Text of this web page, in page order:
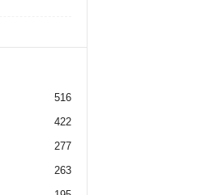
516
422
277
263